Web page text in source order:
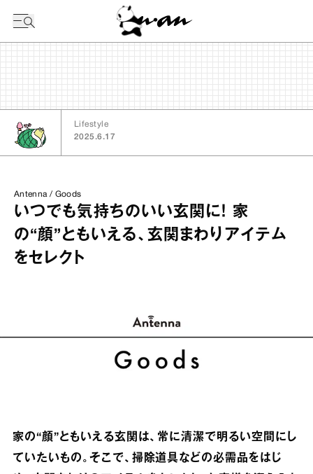
Lifestyle
2025.6.17
Antenna / Goods
いつでも気持ちのいい玄関に！ 家
の“顔”ともいえる、玄関まわりアイテム
をセレクト
家の“顔”ともいえる玄関は、常に清潔で明るい空間にし
ていたいもの。そこで、掃除道具などの必需品をはじ